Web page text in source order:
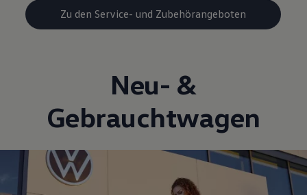
Zu den Service- und Zubehörangeboten
Neu- &
Gebrauchtwagen